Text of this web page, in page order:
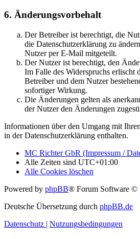
6. Änderungsvorbehalt
Der Betreiber ist berechtigt, die
die Datenschutzerklärung zu
Nutzer per E-Mail mitgeteilt.
Der Nutzer ist berechtigt, den
Im Falle des Widerspruchs erlischt
Betreiber und dem Nutzer
sofortiger Wirkung.
Die Änderungen gelten als
der Nutzer den Änderungen
Informationen über den Umgang mit
in der Datenschutzerklärung enthalten.
MC Richter GbR (Impressum /
Alle Zeiten sind UTC+01:00
Alle Cookies löschen
Powered by phpBB® Forum Software ©
Deutsche Übersetzung durch phpBB.de
Datenschutz | Nutzungsbedingungen